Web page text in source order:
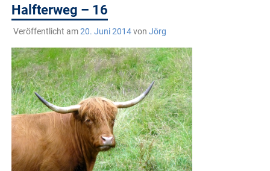
Halfterweg – 16
Veröffentlicht am20. Juni 2014von Jörg